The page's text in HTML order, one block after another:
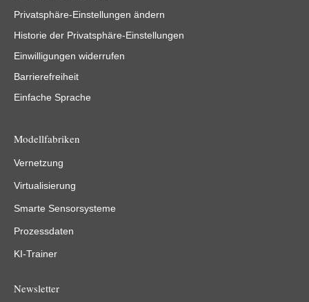
Privatsphäre-Einstellungen ändern
Historie der Privatsphäre-Einstellungen
Einwilligungen widerrufen
Barrierefreiheit
Einfache Sprache
Modellfabriken
Vernetzung
Virtualisierung
Smarte Sensorsysteme
Prozessdaten
KI-Trainer
Newsletter